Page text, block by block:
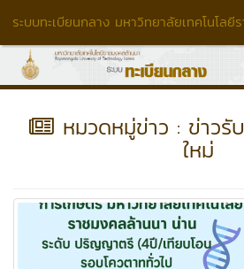
ระบบทะเบียนกลาง มหาวิทยาลัยเทคโนโลยี
หมวดหมู่ข่าว : ข่าว
ใหม่